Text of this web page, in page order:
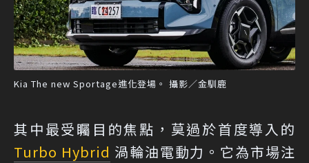
Kia The new Sportage進化登場。 攝影／金馴鹿
其中最受矚目的焦點，莫過於首度導入的
Turbo Hybrid 渦輪油電動力。它為市場注